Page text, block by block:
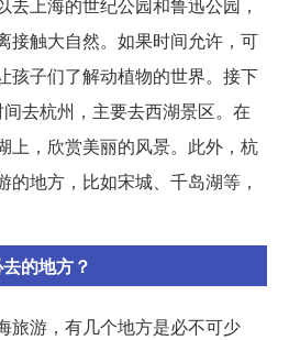
接触大自然。如果时间允许，可
孩子们了解动植物的世界。接下
去杭州，主要去西湖景区。在
上，欣赏美丽的风景。此外，杭
地方，比如宋城、千岛湖等，
的地方？
旅游，有几个地方是必不可少